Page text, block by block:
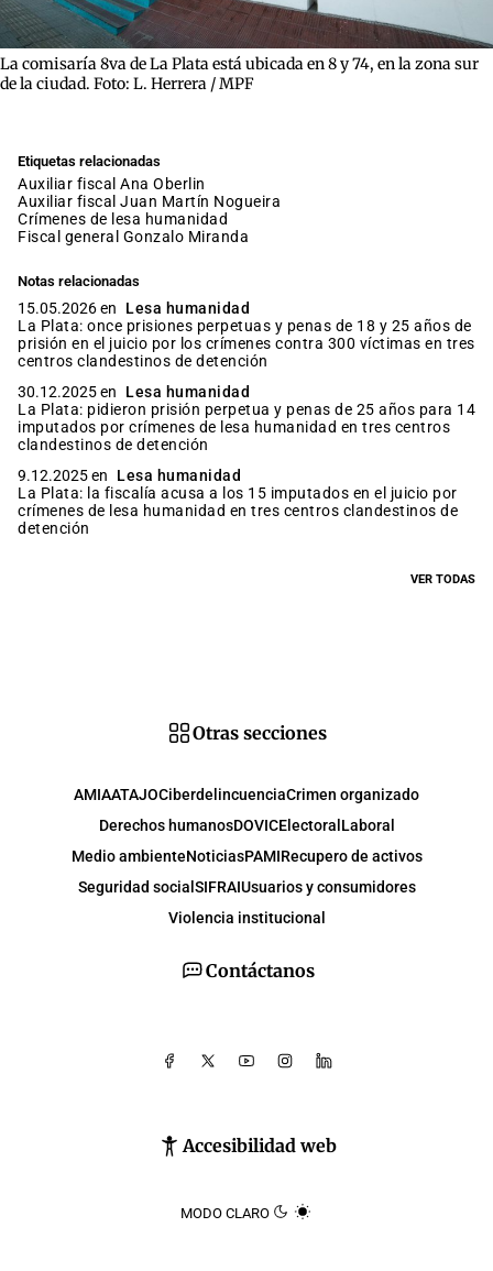
La comisaría 8va de La Plata está ubicada en 8 y 74, en la zona sur
de la ciudad. Foto: L. Herrera / MPF
Etiquetas relacionadas
auxiliar fiscal Ana Oberlin
auxiliar fiscal Juan Martín Nogueira
crímenes de lesa humanidad
fiscal general Gonzalo Miranda
Notas relacionadas
15.05.2026 en
Lesa humanidad
La Plata: once prisiones perpetuas y penas de 18 y 25 años de
prisión en el juicio por los crímenes contra 300 víctimas en tres
centros clandestinos de detención
30.12.2025 en
Lesa humanidad
La Plata: pidieron prisión perpetua y penas de 25 años para 14
imputados por crímenes de lesa humanidad en tres centros
clandestinos de detención
9.12.2025 en
Lesa humanidad
La Plata: la fiscalía acusa a los 15 imputados en el juicio por
crímenes de lesa humanidad en tres centros clandestinos de
detención
VER TODAS
Contáctanos
Accesibilidad web
MODO CLARO
Otras secciones
AMIAATAJOCiberdelincuenciaCrimen organizado
Derechos humanosDOVICElectoral Laboral
Medio ambienteNoticiasPAMIRecupero de activos
Seguridad social SIFRAIUsuarios y consumidores
Violencia institucional